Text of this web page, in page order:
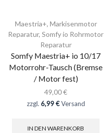
Maestria+, Markisenmotor
Reparatur, Somfy io Rohrmotor
Reparatur
Somfy Maestria+ io 10/17
Motorrohr-Tausch (Bremse
/ Motor fest)
49,00€
zzgl. 6,99 €Versand
IN DEN WARENKORB